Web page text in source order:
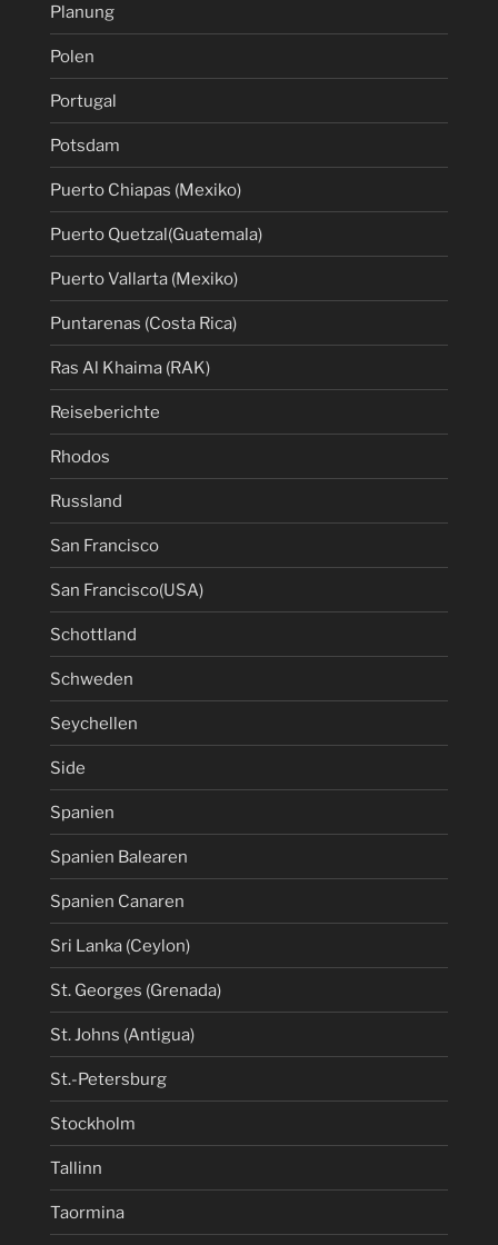
Planung
Polen
Portugal
Potsdam
Puerto Chiapas (Mexiko)
Puerto Quetzal(Guatemala)
Puerto Vallarta (Mexiko)
Puntarenas (Costa Rica)
Ras Al Khaima (RAK)
Reiseberichte
Rhodos
Russland
San Francisco
San Francisco(USA)
Schottland
Schweden
Seychellen
Side
Spanien
Spanien Balearen
Spanien Canaren
Sri Lanka (Ceylon)
St. Georges (Grenada)
St. Johns (Antigua)
St.-Petersburg
Stockholm
Tallinn
Taormina